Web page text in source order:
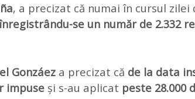
, a precizat că numai în cursul zilei
se un număr de 2.332
Gonzáez a precizat că de la data
impuse și s-au aplicat peste 28.000